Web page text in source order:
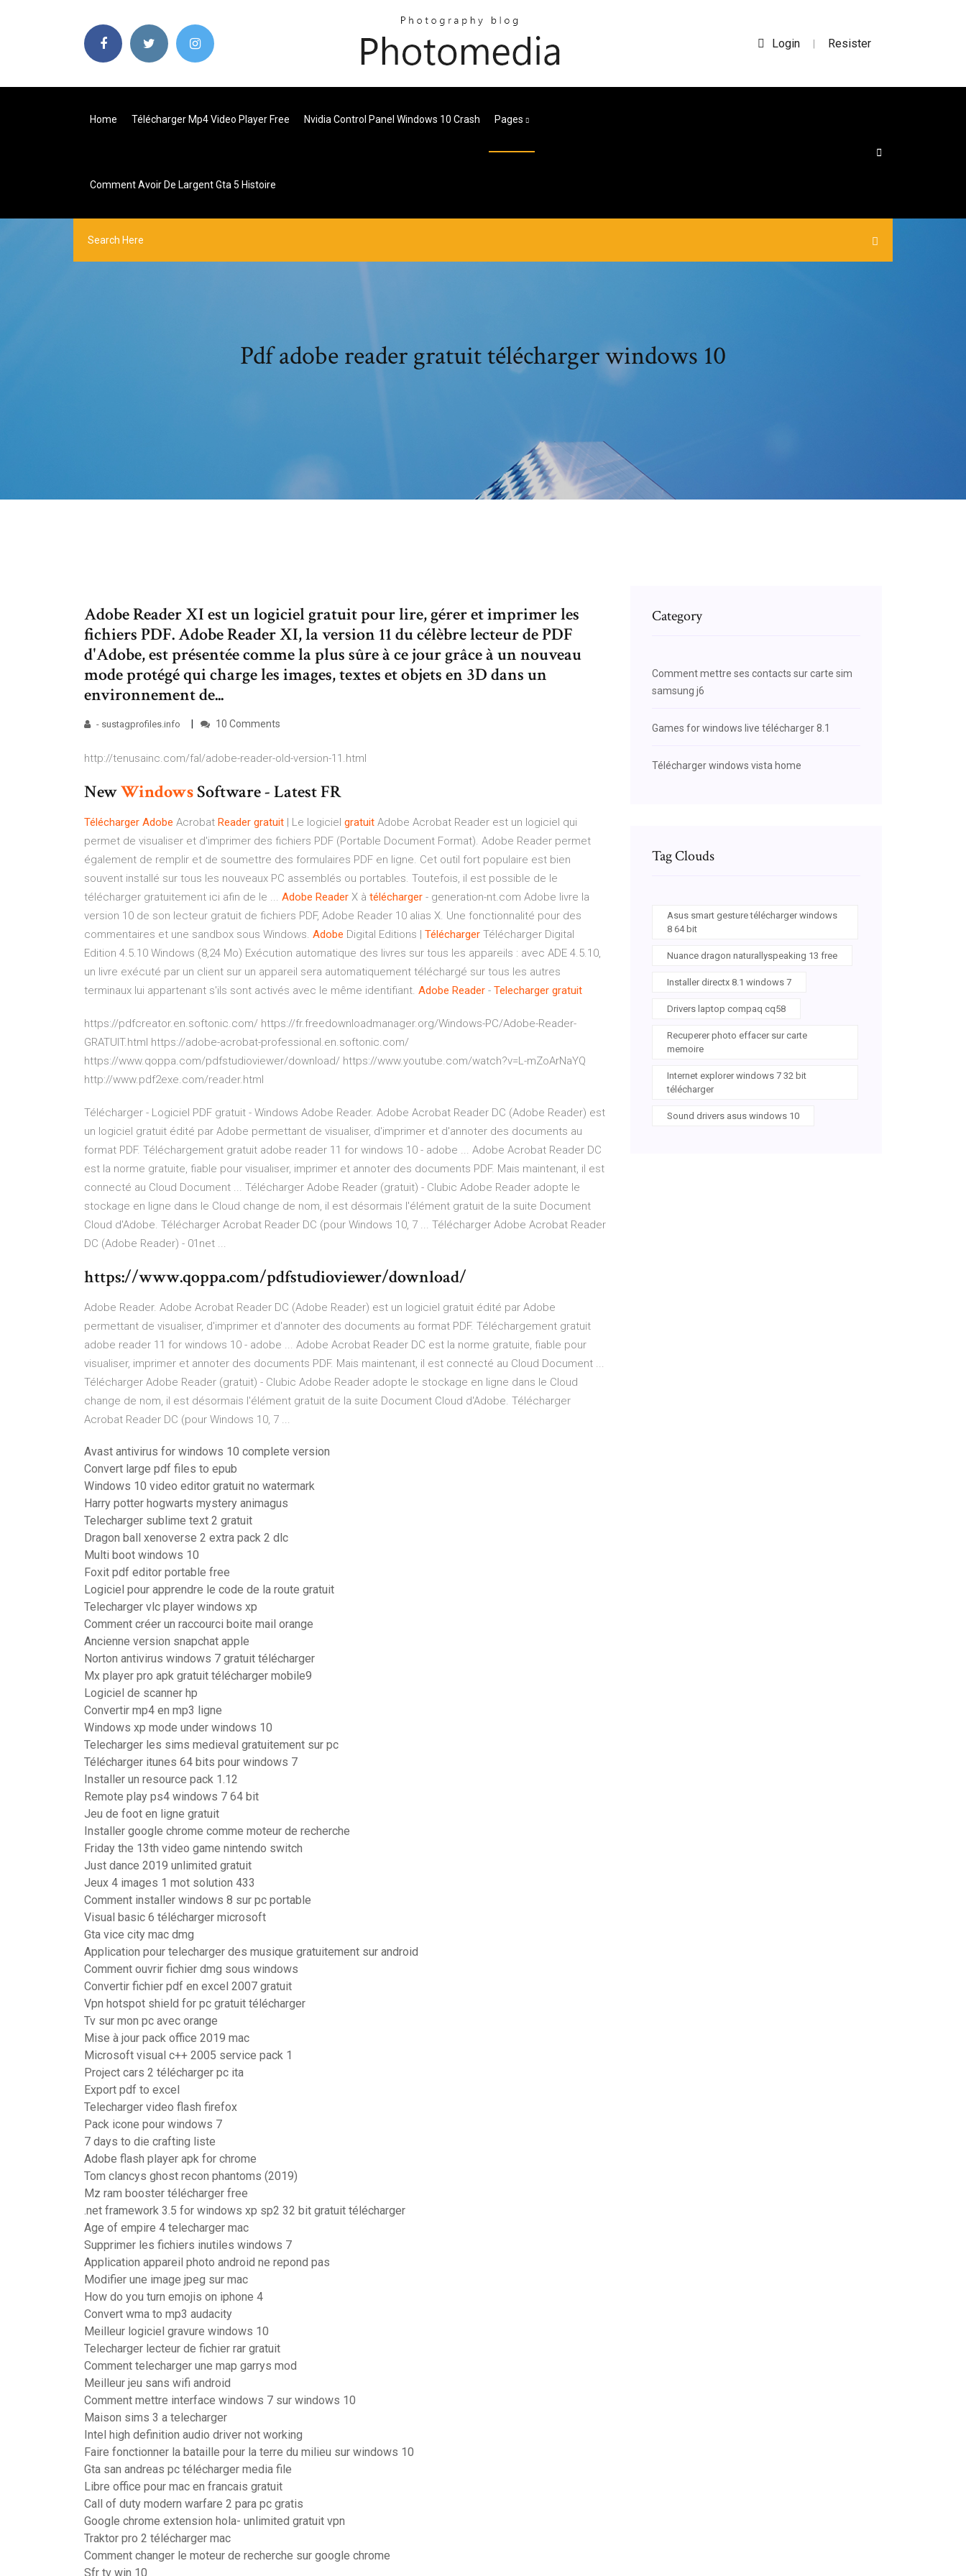
Login | Resister
Home Télécharger Mp4 Video Player Free Nvidia Control Panel Windows 10 Crash Pages
Comment Avoir De Largent Gta 5 Histoire
Pdf adobe reader gratuit télécharger windows 10
Adobe Reader XI est un logiciel gratuit pour lire, gérer et imprimer les
fichiers PDF. Adobe Reader XI, la version 11 du célèbre lecteur de PDF
d'Adobe, est présentée comme la plus sûre à ce jour grâce à un nouveau
mode protégé qui charge les images, textes et objets en 3D dans un
environnement de...
- sustagprofiles.info 10 Comments
http://tenusainc.com/fal/adobe-reader-old-version-11.html
NewWindowsSoftware - Latest FR
Télécharger Adobe Acrobat Reader gratuit | Le logiciel gratuit Adobe Acrobat Reader est un logiciel qui
permet de visualiser et d'imprimer des fichiers PDF (Portable Document Format). Adobe Reader permet
également de remplir et de soumettre des formulaires PDF en ligne. Cet outil fort populaire est bien
souvent installé sur tous les nouveaux PC assemblés ou portables. Toutefois, il est possible de le
télécharger gratuitement ici afin de le ... Adobe Reader X à télécharger - generation-nt.com Adobe livre la
version 10 de son lecteur gratuit de fichiers PDF, Adobe Reader 10 alias X. Une fonctionnalité pour des
commentaires et une sandbox sous Windows. Adobe Digital Editions | Télécharger Télécharger Digital
Edition 4.5.10 Windows (8,24 Mo) Exécution automatique des livres sur tous les appareils : avec ADE 4.5.10,
un livre exécuté par un client sur un appareil sera automatiquement téléchargé sur tous les autres
terminaux lui appartenant s'ils sont activés avec le même identifiant. Adobe Reader - Telecharger gratuit
https://pdfcreator.en.softonic.com/ https://fr.freedownloadmanager.org/Windows-PC/Adobe-Reader-
GRATUIT.html https://adobe-acrobat-professional.en.softonic.com/
https://www.qoppa.com/pdfstudioviewer/download/ https://www.youtube.com/watch?v=L-mZoArNaYQ
http://www.pdf2exe.com/reader.html
Télécharger - Logiciel PDF gratuit - Windows Adobe Reader. Adobe Acrobat Reader DC (Adobe Reader) est
un logiciel gratuit édité par Adobe permettant de visualiser, d'imprimer et d'annoter des documents au
format PDF. Téléchargement gratuit adobe reader 11 for windows 10 - adobe ... Adobe Acrobat Reader DC
est la norme gratuite, fiable pour visualiser, imprimer et annoter des documents PDF. Mais maintenant, il est
connecté au Cloud Document ... Télécharger Adobe Reader (gratuit) - Clubic Adobe Reader adopte le
stockage en ligne dans le Cloud change de nom, il est désormais l'élément gratuit de la suite Document
Cloud d'Adobe. Télécharger Acrobat Reader DC (pour Windows 10, 7 ... Télécharger Adobe Acrobat Reader
DC (Adobe Reader) - 01net ...
https://www.qoppa.com/pdfstudioviewer/download/
Adobe Reader. Adobe Acrobat Reader DC (Adobe Reader) est un logiciel gratuit édité par Adobe
permettant de visualiser, d'imprimer et d'annoter des documents au format PDF. Téléchargement gratuit
adobe reader 11 for windows 10 - adobe ... Adobe Acrobat Reader DC est la norme gratuite, fiable pour
visualiser, imprimer et annoter des documents PDF. Mais maintenant, il est connecté au Cloud Document ...
Télécharger Adobe Reader (gratuit) - Clubic Adobe Reader adopte le stockage en ligne dans le Cloud
change de nom, il est désormais l'élément gratuit de la suite Document Cloud d'Adobe. Télécharger
Acrobat Reader DC (pour Windows 10, 7 ...
Avast antivirus for windows 10 complete version
Convert large pdf files to epub
Windows 10 video editor gratuit no watermark
Harry potter hogwarts mystery animagus
Telecharger sublime text 2 gratuit
Dragon ball xenoverse 2 extra pack 2 dlc
Multi boot windows 10
Foxit pdf editor portable free
Logiciel pour apprendre le code de la route gratuit
Telecharger vlc player windows xp
Comment créer un raccourci boite mail orange
Ancienne version snapchat apple
Norton antivirus windows 7 gratuit télécharger
Mx player pro apk gratuit télécharger mobile9
Logiciel de scanner hp
Convertir mp4 en mp3 ligne
Windows xp mode under windows 10
Telecharger les sims medieval gratuitement sur pc
Télécharger itunes 64 bits pour windows 7
Installer un resource pack 1.12
Remote play ps4 windows 7 64 bit
Jeu de foot en ligne gratuit
Installer google chrome comme moteur de recherche
Friday the 13th video game nintendo switch
Just dance 2019 unlimited gratuit
Jeux 4 images 1 mot solution 433
Comment installer windows 8 sur pc portable
Visual basic 6 télécharger microsoft
Gta vice city mac dmg
Application pour telecharger des musique gratuitement sur android
Comment ouvrir fichier dmg sous windows
Convertir fichier pdf en excel 2007 gratuit
Vpn hotspot shield for pc gratuit télécharger
Tv sur mon pc avec orange
Mise à jour pack office 2019 mac
Microsoft visual c++ 2005 service pack 1
Project cars 2 télécharger pc ita
Export pdf to excel
Telecharger video flash firefox
Pack icone pour windows 7
7 days to die crafting liste
Adobe flash player apk for chrome
Tom clancys ghost recon phantoms (2019)
Mz ram booster télécharger free
.net framework 3.5 for windows xp sp2 32 bit gratuit télécharger
Age of empire 4 telecharger mac
Supprimer les fichiers inutiles windows 7
Application appareil photo android ne repond pas
Modifier une image jpeg sur mac
How do you turn emojis on iphone 4
Convert wma to mp3 audacity
Meilleur logiciel gravure windows 10
Telecharger lecteur de fichier rar gratuit
Comment telecharger une map garrys mod
Meilleur jeu sans wifi android
Comment mettre interface windows 7 sur windows 10
Maison sims 3 a telecharger
Intel high definition audio driver not working
Faire fonctionner la bataille pour la terre du milieu sur windows 10
Gta san andreas pc télécharger media file
Libre office pour mac en francais gratuit
Call of duty modern warfare 2 para pc gratis
Google chrome extension hola- unlimited gratuit vpn
Traktor pro 2 télécharger mac
Comment changer le moteur de recherche sur google chrome
Sfr tv win 10
Category
Comment mettre ses contacts sur carte sim
samsung j6
Games for windows live télécharger 8.1
Télécharger windows vista home
Tag Clouds
Asus smart gesture télécharger windows
8 64 bit
Nuance dragon naturallyspeaking 13 free
Installer directx 8.1 windows 7
Drivers laptop compaq cq58
Recuperer photo effacer sur carte
memoire
Internet explorer windows 7 32 bit
télécharger
Sound drivers asus windows 10